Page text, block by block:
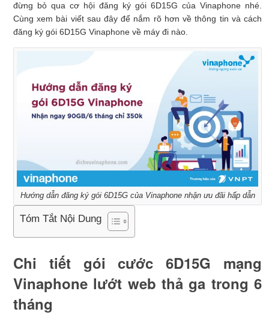
đừng bỏ qua cơ hội đăng ký gói 6D15G của Vinaphone nhé.
Cùng xem bài viết sau đây để nắm rõ hơn về thông tin và cách
đăng ký gói 6D15G Vinaphone về máy đi nào.
Hướng dẫn đăng ký gói 6D15G của Vinaphone nhận ưu đãi hấp dẫn
Tóm Tắt Nội Dung
Chi tiết gói cước 6D15G mạng
Vinaphone lướt web thả ga trong 6
tháng